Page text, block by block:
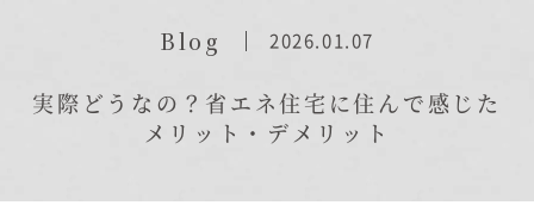
商品紹介
Blog 2026.01.07
実際どうなの？省エネ住宅に住んで感じた
メリット・デメリット